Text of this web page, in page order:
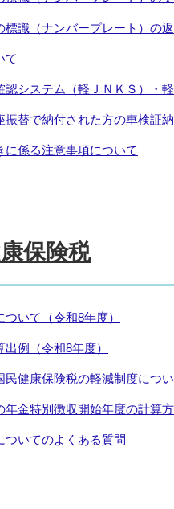
標識（ナンバープレート）の
て
認システム（軽ＪＮＫＳ）・
振替で納付された方の車検証
に係る注意事項について
保険税
いて（令和8年度）
例（令和8年度）
民健康保険税の軽減制度につ
年金特別徴収開始年度の計算
ついてのよくある質問